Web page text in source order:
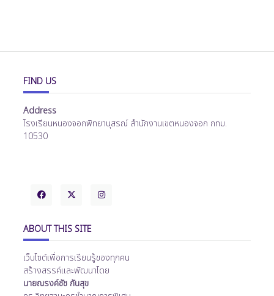
FIND US
Address
โรงเรียนหนองจอกพิทยานุสรณ์ สำนักงานเขตหนองจอก กทม.
10530
ABOUT THIS SITE
เว็บไซต์เพื่อการเรียนรู้ของทุกคน
สร้างสรรค์และพัฒนาโดย
นายณรงค์ชัช กันสุข